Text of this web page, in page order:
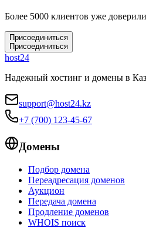
Более 5000 клиентов уже
Присоединиться
Присоединиться
host24
Надежный хостинг и домены в
support@host24.kz
+7 (700) 123-45-67
Домены
Подбор домена
Переадресация доменов
Аукцион
Передача домена
Продление доменов
WHOIS поиск